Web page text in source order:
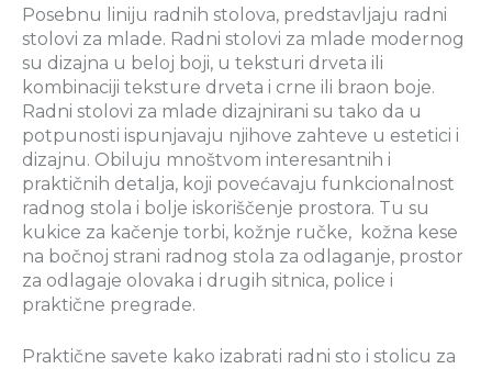
Posebnu liniju radnih stolova, predstavljaju radni
stolovi za mlade. Radni stolovi za mlade modernog
su dizajna u beloj boji, u teksturi drveta ili
kombinaciji teksture drveta i crne ili braon boje.
Radni stolovi za mlade dizajnirani su tako da u
potpunosti ispunjavaju njihove zahteve u estetici i
dizajnu. Obiluju mnoštvom interesantnih i
praktičnih detalja, koji povećavaju funkcionalnost
radnog stola i bolje iskoriščenje prostora. Tu su
kukice za kačenje torbi, kožnje ručke, kožna kese
na bočnoj strani radnog stola za odlaganje, prostor
za odlagaje olovaka i drugih sitnica, police i
praktične pregrade.
Praktične savete kako izabrati radni sto i stolicu za